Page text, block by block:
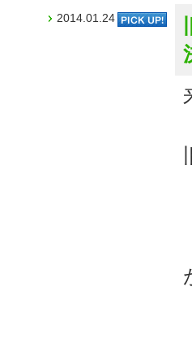
2014.01.24